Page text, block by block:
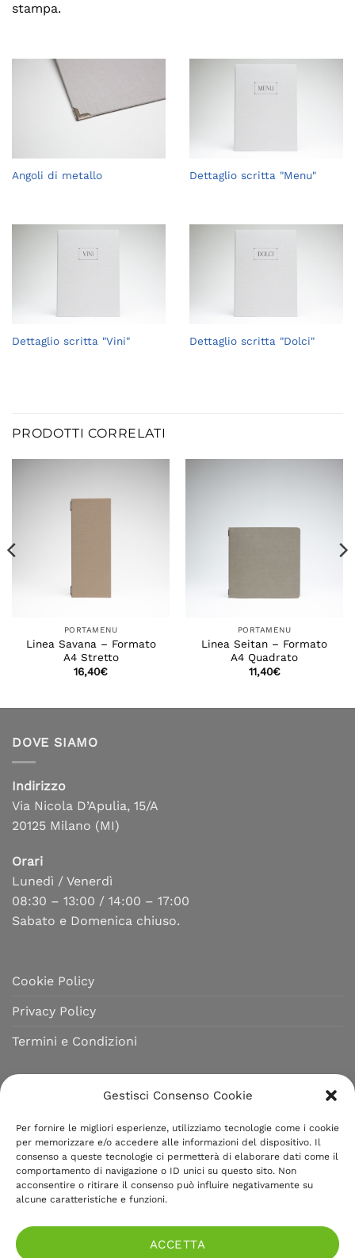
Gestisci Consenso Cookie
Per fornire le migliori esperienze, utilizziamo tecnologie come i cookie
per memorizzare e/o accedere alle informazioni del dispositivo. Il
consenso a queste tecnologie ci permetterà di elaborare dati come il
comportamento di navigazione o ID unici su questo sito. Non
acconsentire o ritirare il consenso può influire negativamente su
alcune caratteristiche e funzioni.
ACCETTA
stampa.
Angoli di metallo Dettaglio scritta "Menu"
Dettaglio scritta "Vini" Dettaglio scritta "Dolci"
PRODOTTI CORRELATI
PORTAMENU
Linea Savana – Formato
A4 Stretto
16,40€
PORTAMENU
Linea Seitan – Formato
A4 Quadrato
11,40€
DOVE SIAMO
Indirizzo
Via Nicola D’Apulia, 15/A
20125 Milano (MI)
Orari
Lunedì / Venerdì
08:30 – 13:00 / 14:00 – 17:00
Sabato e Domenica chiuso.
Cookie Policy
Privacy Policy
Termini e Condizioni
Menu Milano è un marchio di Fototecnica Garufi,
azienda presente sul mercato italiano ed estero da
oltre 40 anni. Produce articoli cartotecnici per il
settore food garantendo qualità e finiture artigianali.
Partita IVA e C.F.: 02531770150